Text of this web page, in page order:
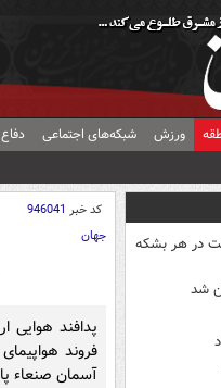
ورزش شبکه‌های اجتماعی
به ۸۳ دلار و ۵۵ سنت در هر بشکه
کد خبر 946041
جهان
پدافند
فروند
آسمان صنعاء